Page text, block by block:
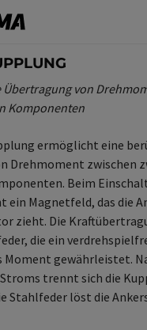
von
Komponenten
ermöglicht eine
Drehmoment zwischen
Beim
Magnetfeld, das die
zieht. Die
die ein
gewährleistet.
trennt sich die
Stahlfeder löst die